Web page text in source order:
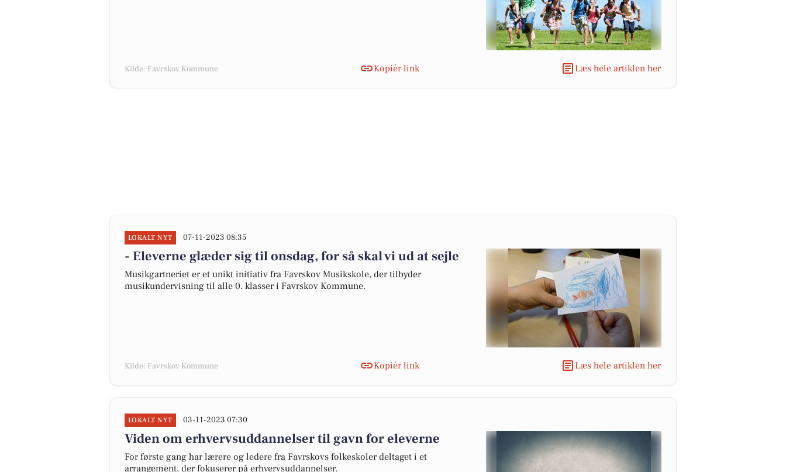
Kilde: Favrskov Kommune Kopiér link Læs hele artiklen her
LOKALT NYT 07-11-2023 08:35
- Eleverne glæder sig til onsdag, for så skal vi ud at sejle
Musikgartneriet er et unikt initiativ fra Favrskov Musikskole, der tilbyder
musikundervisning til alle 0. klasser i Favrskov Kommune.
Kilde: Favrskov Kommune Kopiér link Læs hele artiklen her
LOKALT NYT 03-11-2023 07:30
Viden om erhvervsuddannelser til gavn for eleverne
For første gang har lærere og ledere fra Favrskovs folkeskoler deltaget i et
arrangement, der fokuserer på erhvervsuddannelser.